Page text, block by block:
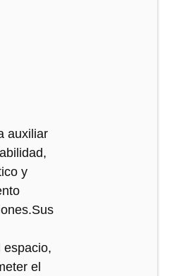
auxiliar
y
espacio,
el